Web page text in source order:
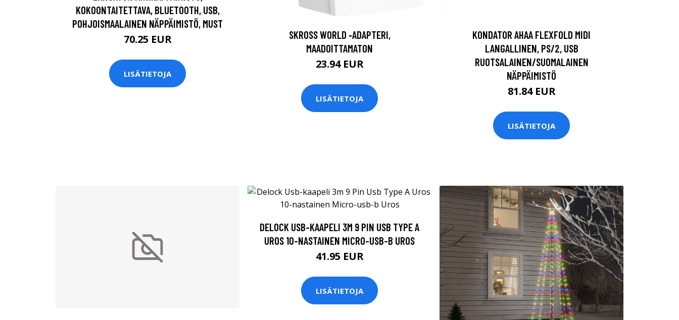
KOKOONTAITETTAVA, BLUETOOTH, USB,
POHJOISMAALAINEN NÄPPÄIMISTÖ, MUST
70.25 EUR
LISÄTIETOJA
SKROSS WORLD ‑ADAPTERI,
MAADOITTAMATON
23.94 EUR
LISÄTIETOJA
KONDATOR AHAA FLEXFOLD MIDI
LANGALLINEN, PS/2, USB
RUOTSALAINEN/SUOMALAINEN
NÄPPÄIMISTÖ
81.84 EUR
LISÄTIETOJA
DELOCK USB-KAAPELI 3M 9 PIN USB TYPE A
UROS 10-NASTAINEN MICRO-USB-B UROS
41.95 EUR
LISÄTIETOJA